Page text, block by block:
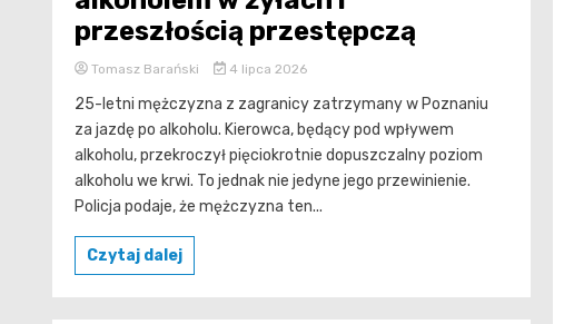
przeszłością przestępczą
Tomasz Barański 4 lipca 2026
25-letni mężczyzna z zagranicy zatrzymany w Poznaniu
za jazdę po alkoholu. Kierowca, będący pod wpływem
alkoholu, przekroczył pięciokrotnie dopuszczalny poziom
alkoholu we krwi. To jednak nie jedyne jego przewinienie.
Policja podaje, że mężczyzna ten...
Czytaj dalej